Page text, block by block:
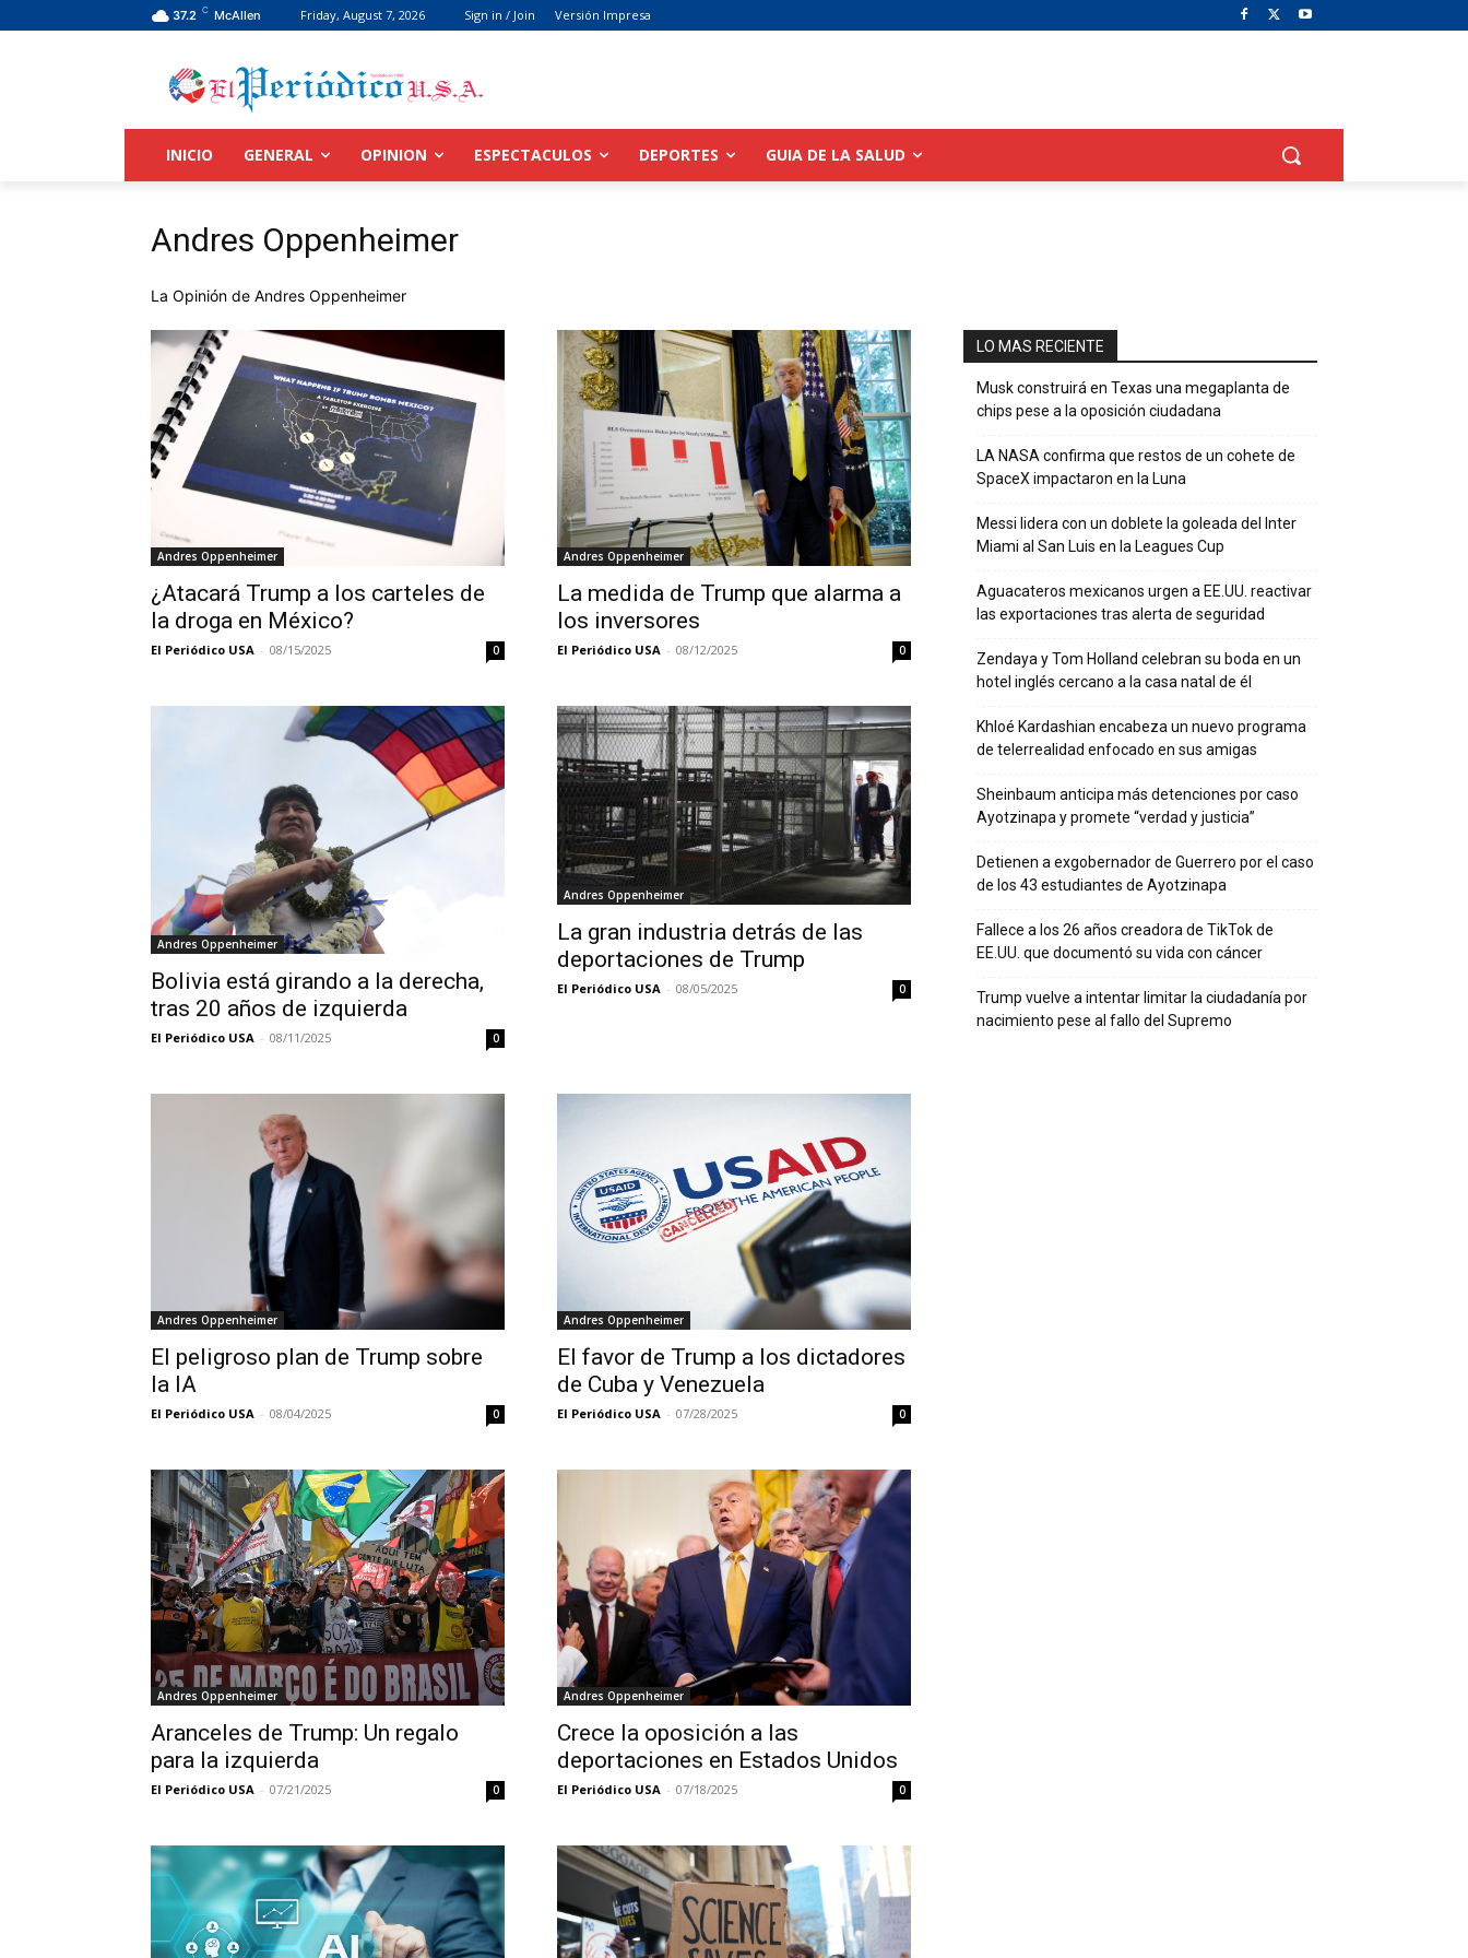
37.2 C McAllen Friday, August 7, 2026 Sign in / Join Versión Impresa
INICIO GENERAL OPINION ESPECTACULOS DEPORTES GUIA DE LA SALUD
Andres Oppenheimer
La Opinión de Andres Oppenheimer
Andres Oppenheimer
¿Atacará Trump a los carteles de
la droga en México?
El Periódico USA - 08/15/2025 0
Andres Oppenheimer
La medida de Trump que alarma a
los inversores
El Periódico USA - 08/12/2025 0
Andres Oppenheimer
Bolivia está girando a la derecha,
tras 20 años de izquierda
El Periódico USA - 08/11/2025 0
Andres Oppenheimer
La gran industria detrás de las
deportaciones de Trump
El Periódico USA - 08/05/2025 0
Andres Oppenheimer
El peligroso plan de Trump sobre
la IA
El Periódico USA - 08/04/2025 0
Andres Oppenheimer
El favor de Trump a los dictadores
de Cuba y Venezuela
El Periódico USA - 07/28/2025 0
Andres Oppenheimer
Aranceles de Trump: Un regalo
para la izquierda
El Periódico USA - 07/21/2025 0
Andres Oppenheimer
Crece la oposición a las
deportaciones en Estados Unidos
El Periódico USA - 07/18/2025 0
LO MAS RECIENTE
Musk construirá en Texas una megaplanta de
chips pese a la oposición ciudadana
LA NASA confirma que restos de un cohete de
SpaceX impactaron en la Luna
Messi lidera con un doblete la goleada del Inter
Miami al San Luis en la Leagues Cup
Aguacateros mexicanos urgen a EE.UU. reactivar
las exportaciones tras alerta de seguridad
Zendaya y Tom Holland celebran su boda en un
hotel inglés cercano a la casa natal de él
Khloé Kardashian encabeza un nuevo programa
de telerrealidad enfocado en sus amigas
Sheinbaum anticipa más detenciones por caso
Ayotzinapa y promete “verdad y justicia”
Detienen a exgobernador de Guerrero por el caso
de los 43 estudiantes de Ayotzinapa
Fallece a los 26 años creadora de TikTok de
EE.UU. que documentó su vida con cáncer
Trump vuelve a intentar limitar la ciudadanía por
nacimiento pese al fallo del Supremo